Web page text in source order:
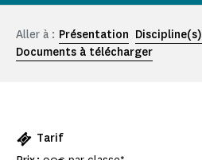
Aller à : Présentation Discipline(s)
Documents à télécharger
Tarif